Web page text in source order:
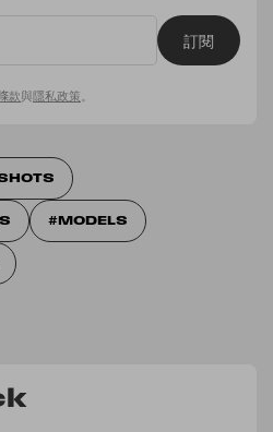
訂閱
款與隱私政策
MODELS